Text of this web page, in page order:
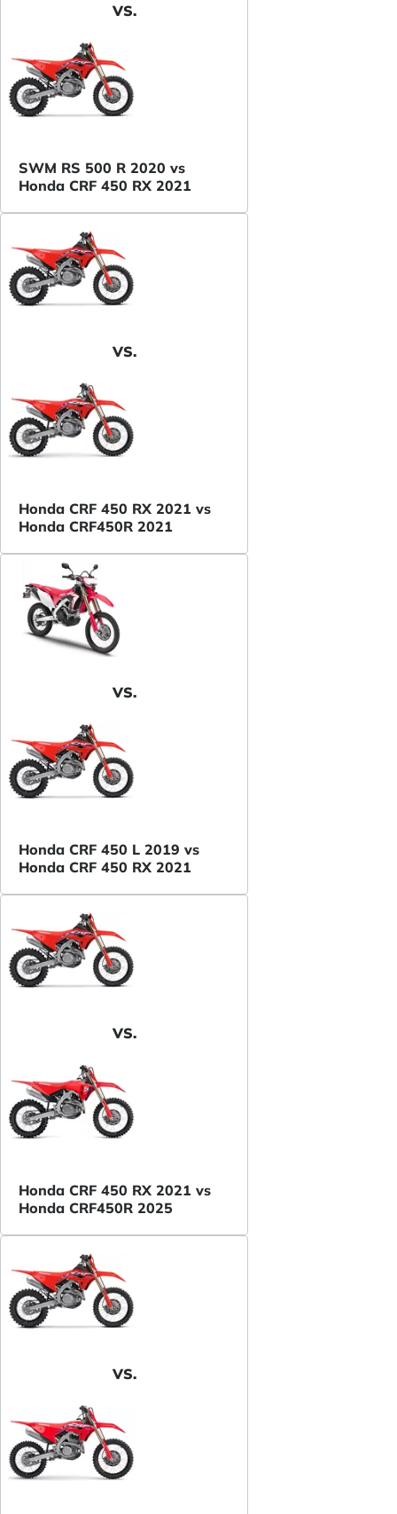
VS.
SWM RS 500 R 2020 vs
Honda CRF 450 RX 2021
VS.
Honda CRF 450 RX 2021 vs
Honda CRF450R 2021
VS.
Honda CRF 450 L 2019 vs
Honda CRF 450 RX 2021
VS.
Honda CRF 450 RX 2021 vs
Honda CRF450R 2025
VS.